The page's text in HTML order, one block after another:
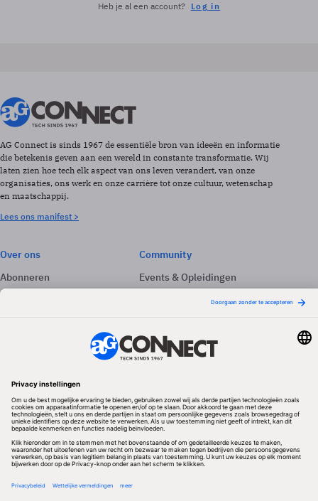
Heb je al een account? Log in
AG Connect is sinds 1967 de essentiële bron van ideeën en informatie
die betekenis geven aan een wereld in constante transformatie. Wij
laten zien hoe tech elk aspect van ons leven verandert, van onze
organisaties, ons werk en onze carrière tot onze cultuur, wetenschap
en maatschappij.
Lees ons manifest >
Over ons
Abonneren
Adverteren
Community
Events & Opleidingen
Nieuwsbrieven
Volg ons
Redactionele partner